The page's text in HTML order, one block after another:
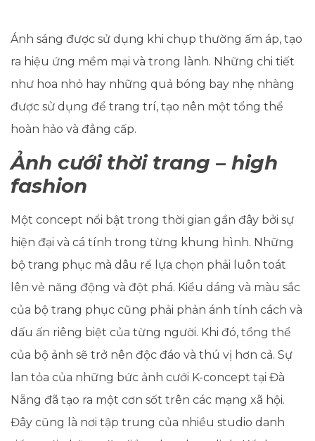
Ánh sáng được sử dụng khi chụp thường ấm áp, tạo
ra hiệu ứng mềm mại và trong lành. Những chi tiết
như hoa nhỏ hay những quả bóng bay nhẹ nhàng
được sử dụng để trang trí, tạo nên một tổng thể
hoàn hảo và đẳng cấp.
Ảnh cưới thời trang – high
fashion
Một concept nổi bật trong thời gian gần đây bởi sự
hiện đại và cá tính trong từng khung hình. Những
bộ trang phục mà dâu rể lựa chọn phải luôn toát
lên vẻ năng động và đột phá. Kiểu dáng và màu sắc
của bộ trang phục cũng phải phản ánh tính cách và
dấu ấn riêng biệt của từng người. Khi đó, tổng thể
của bộ ảnh sẽ trở nên độc đáo và thú vị hơn cả. Sự
lan tỏa của những bức ảnh cưới K-concept tại Đà
Nẵng đã tạo ra một cơn sốt trên các mạng xã hội.
Đây cũng là nơi tập trung của nhiều studio danh